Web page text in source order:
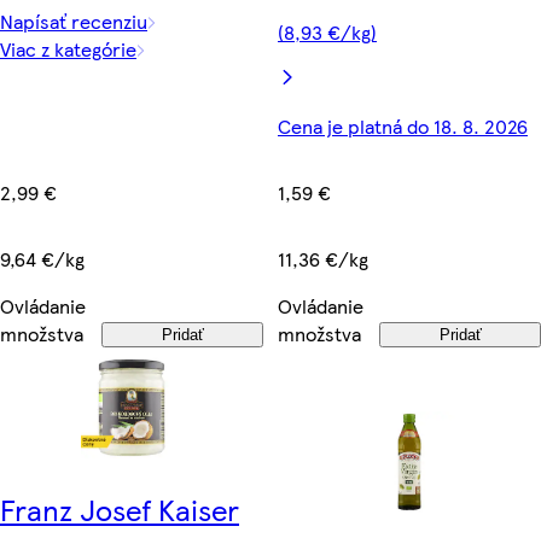
Napísať recenziu
Viac z kategórie
2,99 €
9,64 €/kg
Ovládanie
množstva
Pridať
(8,93 €/kg)
Cena je platná do 18. 8. 2026
1,59 €
11,36 €/kg
Ovládanie
množstva
Pridať
Franz Josef Kaiser